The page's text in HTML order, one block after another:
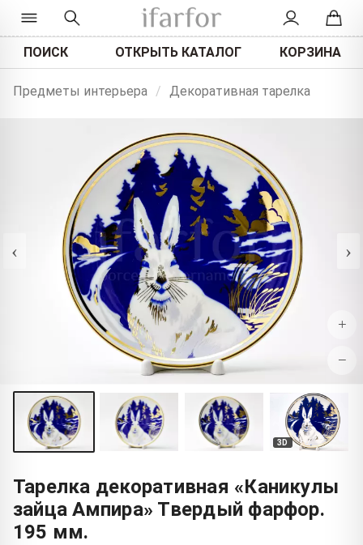
ПОИСК ОТКРЫТЬ КАТАЛОГ КОРЗИНА
Предметы интерьера / Декоративная тарелка
‹ ›
+
−
3D
Тарелка декоративная «Каникулы
зайца Ампира» Твердый фарфор.
195 мм.